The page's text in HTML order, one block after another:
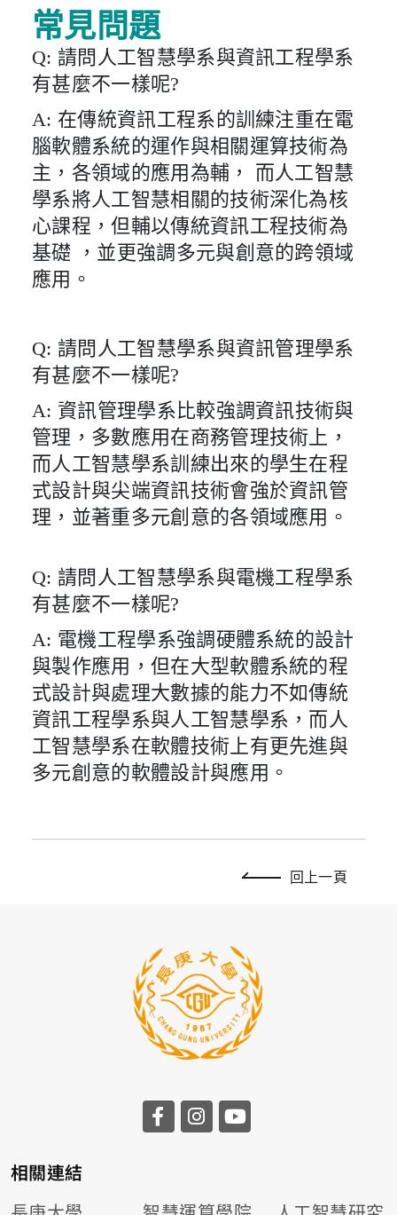
常見問題
Q: 請問人工智慧學系與資訊工程學系
有甚麼不一樣呢?
A: 在傳統資訊工程系的訓練注重在電
腦軟體系統的運作與相關運算技術為
主，各領域的應用為輔， 而人工智慧
學系將人工智慧相關的技術深化為核
心課程，但輔以傳統資訊工程技術為
基礎 ，並更強調多元與創意的跨領域
應用。
Q: 請問人工智慧學系與資訊管理學系
有甚麼不一樣呢?
A: 資訊管理學系比較強調資訊技術與
管理，多數應用在商務管理技術上，
而人工智慧學系訓練出來的學生在程
式設計與尖端資訊技術會強於資訊管
理，並著重多元創意的各領域應用。
Q: 請問人工智慧學系與電機工程學系
有甚麼不一樣呢?
A: 電機工程學系強調硬體系統的設計
與製作應用，但在大型軟體系統的程
式設計與處理大數據的能力不如傳統
資訊工程學系與人工智慧學系，而人
工智慧學系在軟體技術上有更先進與
多元創意的軟體設計與應用。
回上一頁
相關連結